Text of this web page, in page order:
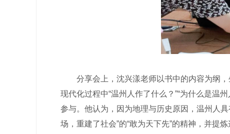
分享会上，沈兴漾老师以书中的内容为纲，
现代化过程中“温州人作了什么？”“为什么是温
参与。他认为，因为地理与历史原因，温州人
场，重建了社会”的“敢为天下先”的精神，并提